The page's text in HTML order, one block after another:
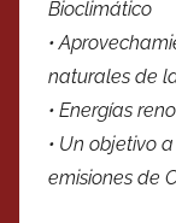
Bioclimático
•
naturales de
• Energías
• Un objetivo
emisiones de